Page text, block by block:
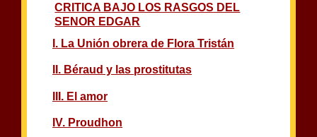
CRITICA BAJO LOS RASGOS DEL
SENOR EDGAR
I. La Unión obrera de Flora Tristán
II. Béraud y las prostitutas
III. El amor
IV. Proudhon